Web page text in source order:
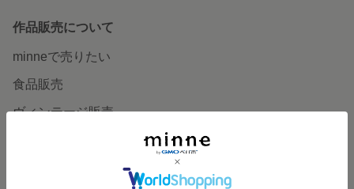
作品販売について
minneで売りたい
食品販売
ヴィンテージ販売